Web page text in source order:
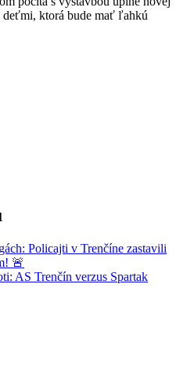
ktorá bude mať ľahkú
Policajti v Trenčíne zastavili
🚨
AS Trenčín verzus Spartak